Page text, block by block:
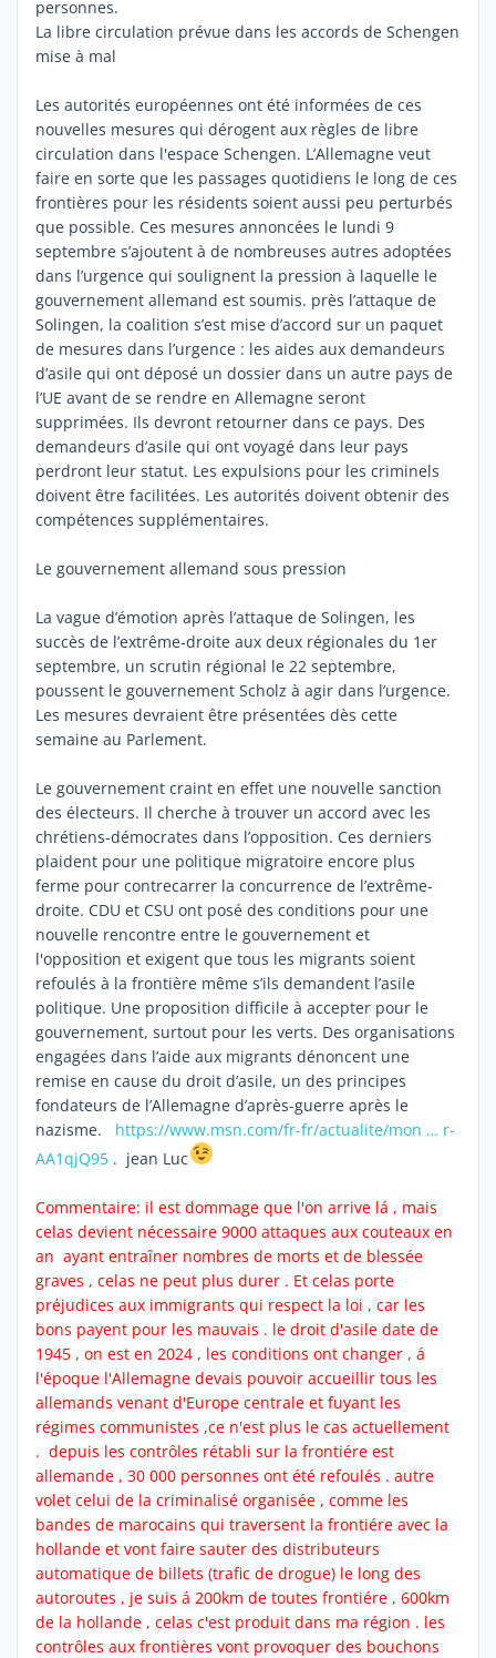
personnes.
La libre circulation prévue dans les accords de Schengen
mise à mal
Les autorités européennes ont été informées de ces
nouvelles mesures qui dérogent aux règles de libre
circulation dans l'espace Schengen. L’Allemagne veut
faire en sorte que les passages quotidiens le long de ces
frontières pour les résidents soient aussi peu perturbés
que possible. Ces mesures annoncées le lundi 9
septembre s’ajoutent à de nombreuses autres adoptées
dans l’urgence qui soulignent la pression à laquelle le
gouvernement allemand est soumis. près l’attaque de
Solingen, la coalition s’est mise d’accord sur un paquet
de mesures dans l’urgence : les aides aux demandeurs
d’asile qui ont déposé un dossier dans un autre pays de
l’UE avant de se rendre en Allemagne seront
supprimées. Ils devront retourner dans ce pays. Des
demandeurs d’asile qui ont voyagé dans leur pays
perdront leur statut. Les expulsions pour les criminels
doivent être facilitées. Les autorités doivent obtenir des
compétences supplémentaires.
Le gouvernement allemand sous pression
La vague d’émotion après l’attaque de Solingen, les
succès de l’extrême-droite aux deux régionales du 1er
septembre, un scrutin régional le 22 septembre,
poussent le gouvernement Scholz à agir dans l’urgence.
Les mesures devraient être présentées dès cette
semaine au Parlement.
Le gouvernement craint en effet une nouvelle sanction
des électeurs. Il cherche à trouver un accord avec les
chrétiens-démocrates dans l’opposition. Ces derniers
plaident pour une politique migratoire encore plus
ferme pour contrecarrer la concurrence de l’extrême-
droite. CDU et CSU ont posé des conditions pour une
nouvelle rencontre entre le gouvernement et
l'opposition et exigent que tous les migrants soient
refoulés à la frontière même s’ils demandent l’asile
politique. Une proposition difficile à accepter pour le
gouvernement, surtout pour les verts. Des organisations
engagées dans l’aide aux migrants dénoncent une
remise en cause du droit d’asile, un des principes
fondateurs de l’Allemagne d’après-guerre après le
nazisme. https://www.msn.com/fr-fr/actualite/mon … r-
AA1qjQ95 . jean Luc
Commentaire: il est dommage que l'on arrive lá , mais
celas devient nécessaire 9000 attaques aux couteaux en
an ayant entraîner nombres de morts et de blessée
graves , celas ne peut plus durer . Et celas porte
préjudices aux immigrants qui respect la loi , car les
bons payent pour les mauvais . le droit d'asile date de
1945 , on est en 2024 , les conditions ont changer , á
l'époque l'Allemagne devais pouvoir accueillir tous les
allemands venant d'Europe centrale et fuyant les
régimes communistes ,ce n'est plus le cas actuellement
. depuis les contrôles rétabli sur la frontiére est
allemande , 30 000 personnes ont été refoulés . autre
volet celui de la criminalisé organisée , comme les
bandes de marocains qui traversent la frontiére avec la
hollande et vont faire sauter des distributeurs
automatique de billets (trafic de drogue) le long des
autoroutes , je suis á 200km de toutes frontiére , 600km
de la hollande , celas c'est produit dans ma région . les
contrôles aux frontières vont provoquer des bouchons